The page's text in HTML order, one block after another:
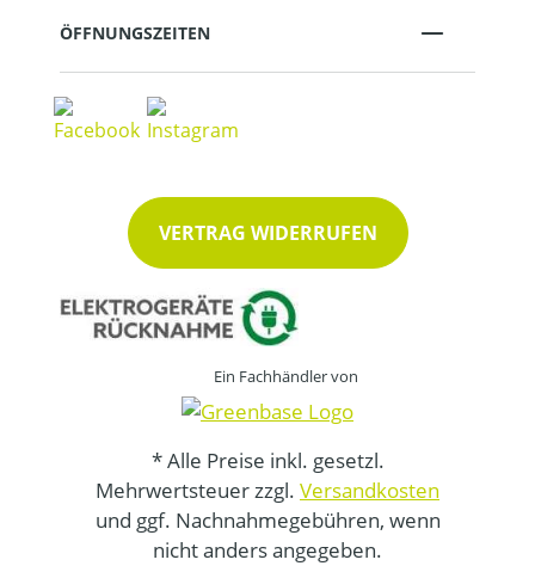
ÖFFNUNGSZEITEN
VERTRAG WIDERRUFEN
Ein Fachhändler von
* Alle Preise inkl. gesetzl.
Mehrwertsteuer zzgl. Versandkosten
und ggf. Nachnahmegebühren, wenn
nicht anders angegeben.